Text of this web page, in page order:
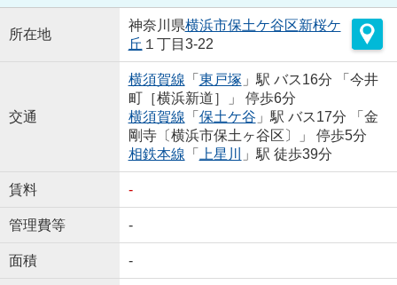
所在地
神奈川県横浜市保土ケ谷区新桜ケ
丘 １丁目3-22
交通
横須賀線 「 東戸塚 」駅 バス16分 「今井
町［横浜新道］」 停歩6分
横須賀線 「 保土ケ谷 」駅 バス17分 「金
剛寺〔横浜市保土ヶ谷区〕」 停歩5分
相鉄本線 「 上星川 」駅 徒歩39分
賃料 -
管理費等 -
面積 -